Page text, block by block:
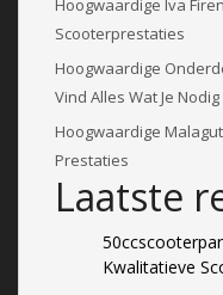
Scooterprestaties
Hoogwaardige
Vind Alles Wat Je
Hoogwaardige
Prestaties
Laatste
Kwalitatieve